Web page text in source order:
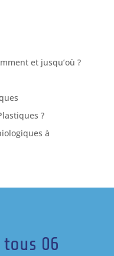
et jusqu’où ?
?
à
06